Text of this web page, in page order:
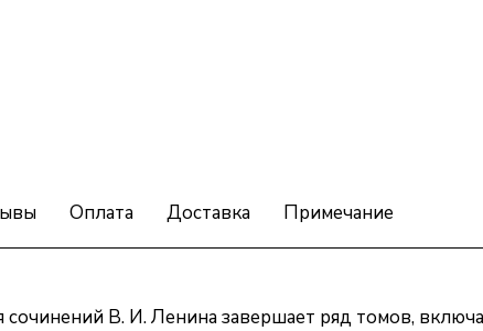
Оплата Доставка Примечание
В. И. Ленина завершает ряд томов,